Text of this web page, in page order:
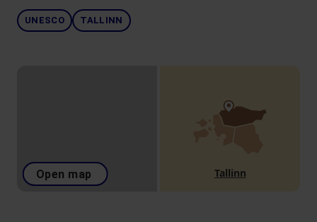
UNESCO TALLINN
Open map Tallinn